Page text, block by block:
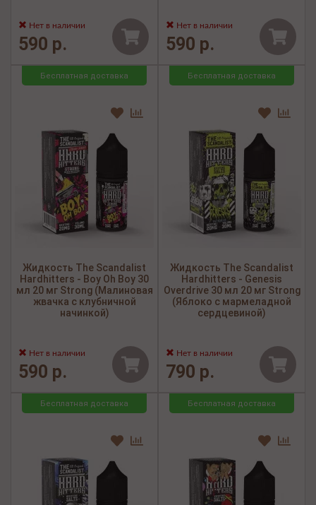
Нет в наличии
590 р.
Нет в наличии
590 р.
Бесплатная доставка
Жидкость The Scandalist
Hardhitters - Boy Oh Boy 30
мл 20 мг Strong (Малиновая
жвачка с клубничной
начинкой)
Нет в наличии
590 р.
Бесплатная доставка
Жидкость The Scandalist
Hardhitters - Genesis
Overdrive 30 мл 20 мг Strong
(Яблоко с мармеладной
сердцевиной)
Нет в наличии
790 р.
Бесплатная доставка Бесплатная доставка